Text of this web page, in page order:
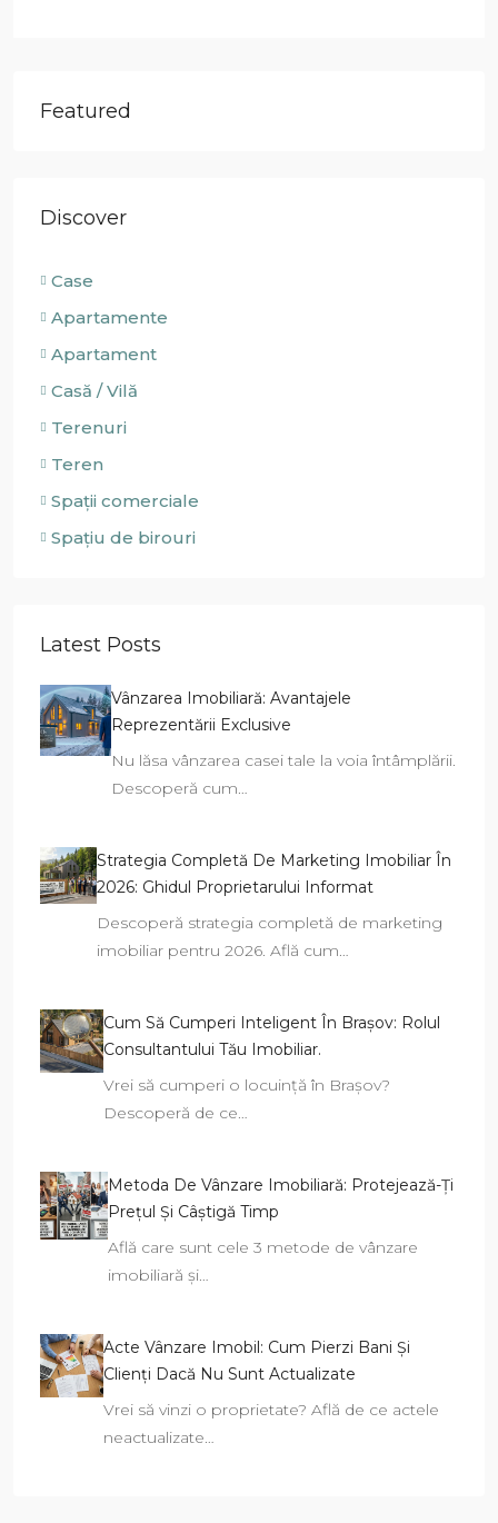
Featured
Discover
Case
Apartamente
Apartament
Casă / Vilă
Terenuri
Teren
Spații comerciale
Spațiu de birouri
Latest Posts
Vânzarea Imobiliară: Avantajele
Reprezentării Exclusive
Nu lăsa vânzarea casei tale la voia întâmplării.
Descoperă cum…
Strategia Completă De Marketing Imobiliar În
2026: Ghidul Proprietarului Informat
Descoperă strategia completă de marketing
imobiliar pentru 2026. Află cum…
Cum Să Cumperi Inteligent În Brașov: Rolul
Consultantului Tău Imobiliar.
Vrei să cumperi o locuință în Brașov?
Descoperă de ce…
Metoda De Vânzare Imobiliară: Protejează-Ți
Prețul Și Câștigă Timp
Află care sunt cele 3 metode de vânzare
imobiliară și…
Acte Vânzare Imobil: Cum Pierzi Bani Și
Clienți Dacă Nu Sunt Actualizate
Vrei să vinzi o proprietate? Află de ce actele
neactualizate…